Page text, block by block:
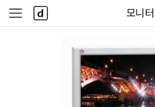
모니터
사
이
다
나
와